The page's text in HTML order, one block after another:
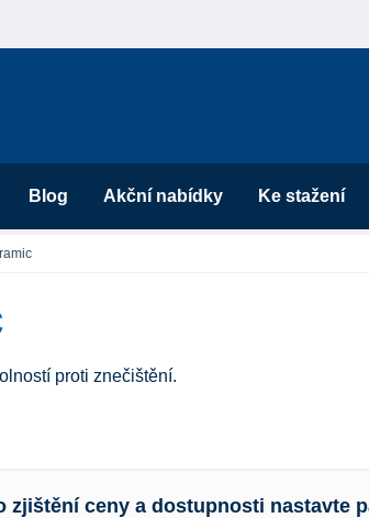
Blog Akční nabídky Ke stažení
proti znečištění.
zjištění ceny a dostupnosti nastavte